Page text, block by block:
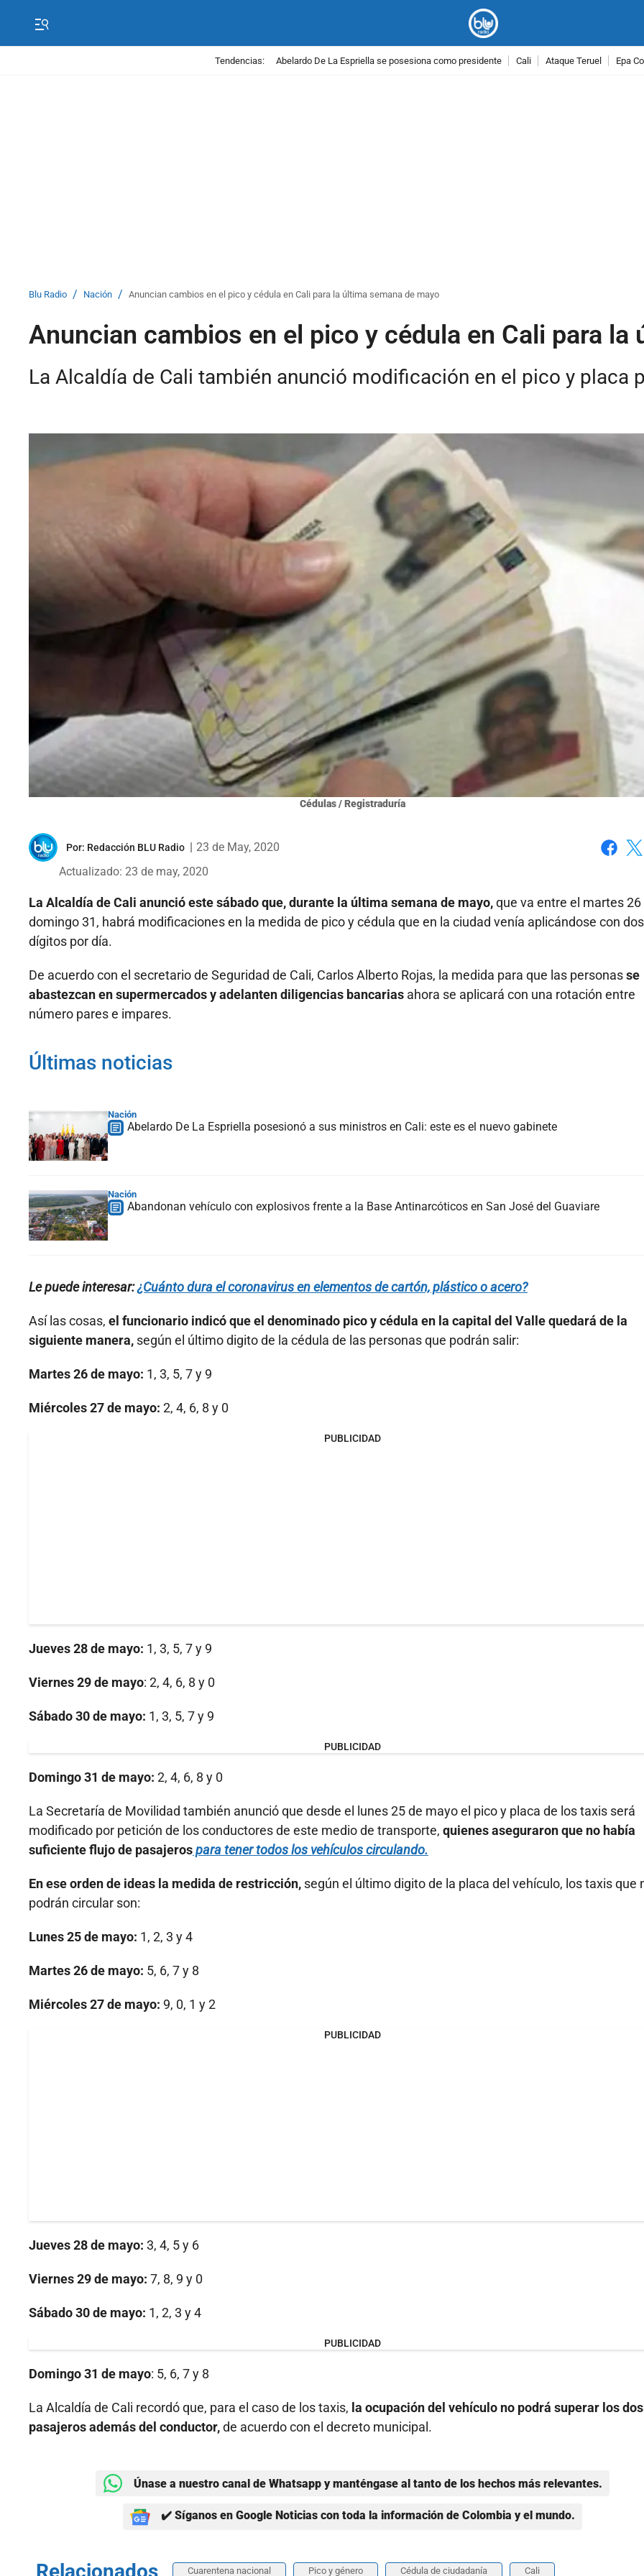
Tendencias: Abelardo De La Espriella se posesiona como presidente Cali Ataque Teruel Epa
Blu Radio / Nación / Anuncian cambios en el pico y cédula en Cali para la última semana de mayo
Anuncian cambios en el pico y cédula en Cali para la
La Alcaldía de Cali también anunció modificación en el pico y placa
Cédulas / Registraduría
Por: Redacción BLU Radio
23 de May, 2020
Actualizado: 23 de may, 2020
La Alcaldía de Cali anunció este sábado que, durante la última semana de mayo,que va entre el martes 26
domingo 31, habrá modificaciones en la medida de pico y cédula que en la ciudad venía aplicándose con dos
dígitos por día.
De acuerdo con el secretario de Seguridad de Cali, Carlos Alberto Rojas, la medida para que las personasse
abastezcan en supermercados y adelanten diligencias bancarias ahora se aplicará con una rotación entre
número pares e impares.
Últimas noticias
Nación
Abelardo De La Espriella posesionó a sus ministros en Cali: este es el nuevo gabinete
Nación
Abandonan vehículo con explosivos frente a la Base Antinarcóticos en San José del Guaviare
Le puede interesar:¿Cuánto dura el coronavirus en elementos de cartón, plástico o acero?
Así las cosas, el funcionario indicó que el denominado pico y cédula en la capital del Valle quedará de la
siguiente manera, según el último digito de la cédula de las personas que podrán salir:
Martes 26 de mayo: 1, 3, 5, 7 y 9
Miércoles 27 de mayo: 2, 4, 6, 8 y 0
PUBLICIDAD
Jueves 28 de mayo: 1, 3, 5, 7 y 9
Viernes 29 de mayo: 2, 4, 6, 8 y 0
Sábado 30 de mayo: 1, 3, 5, 7 y 9
PUBLICIDAD
Domingo 31 de mayo: 2, 4, 6, 8 y 0
La Secretaría de Movilidad también anunció que desde el lunes 25 de mayo el pico y placa de los taxis será
modificado por petición de los conductores de este medio de transporte, quienes aseguraron que no había
suficiente flujo de pasajerospara tener todos los vehículos circulando.
En ese orden de ideas la medida de restricción, según el último digito de la placa del vehículo, los taxis que
podrán circular son:
Lunes 25 de mayo: 1, 2, 3 y 4
Martes 26 de mayo: 5, 6, 7 y 8
Miércoles 27 de mayo: 9, 0, 1 y 2
PUBLICIDAD
Jueves 28 de mayo: 3, 4, 5 y 6
Viernes 29 de mayo: 7, 8, 9 y 0
Sábado 30 de mayo: 1, 2, 3 y 4
PUBLICIDAD
Domingo 31 de mayo: 5, 6, 7 y 8
La Alcaldía de Cali recordó que, para el caso de los taxis, la ocupación del vehículo no podrá superar los dos
pasajeros además del conductor,de acuerdo con el decreto municipal.
Únase a nuestro canal de Whatsapp y manténgase al tanto de los hechos más relevantes.
✔️ Síganos en Google Noticias con toda la información de Colombia y el mundo.
Cuarentena nacional Pico y género Cédula de ciudadanía Cali